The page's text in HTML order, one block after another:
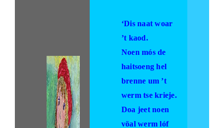
‘Dis naat woar
’t kaod.
Noen mós de
haitsoeng hel
brenne um ’t
werm tse krieje.
Doa jeet noen
vöal werm lóf